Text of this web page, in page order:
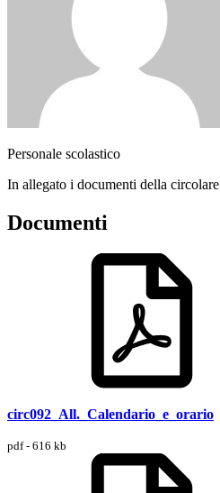
Personale scolastico
In allegato i documenti della circolare
Documenti
circ092_All._Calendario_e_orario
pdf - 616 kb